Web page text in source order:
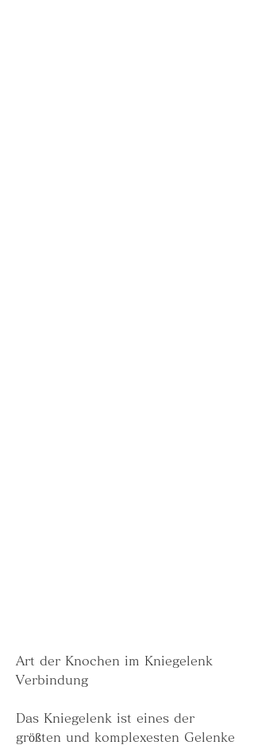
Art der Knochen im Kniegelenk
Verbindung
Das Kniegelenk ist eines der
größten und komplexesten Gelenke